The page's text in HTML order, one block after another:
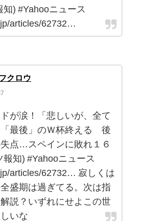
) #Yahooニュース
articles/62732…
クロウ
が涙！「悲しいが、全て
最後」のＷ杯終える 後
点…スペインに敗れ１６
知) #Yahooニュース
articles/62732… 寂しくは
盛期は過ぎてる。次は指
説？いずれにせよこの世
いな